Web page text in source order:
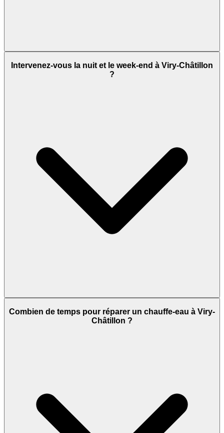
Intervenez-vous la nuit et le week-end à Viry-Châtillon
?
Combien de temps pour réparer un chauffe-eau à Viry-
Châtillon ?